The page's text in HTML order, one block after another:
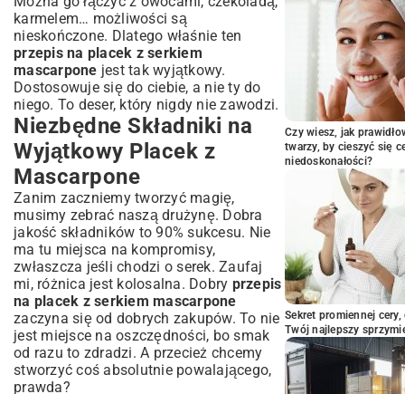
Zadawane Pytania o Placek Mascarpone
Jak Uniknąć Najczęstszych Błędów
Podczas Przygotowania?
Jak Prawidłowo Przechowywać i
Serwować Placek Mascarpone?
Czy Istnieją Zamienniki dla Sernika
Mascarpone w Przepisie?
Podsumowanie: Twój Idealny Placek
Mascarpone Gotowy do Degustacji!
karmelem… możliwości są
nieskończone. Dlatego właśnie ten
przepis na placek z serkiem
mascarpone jest tak wyjątkowy.
Dostosowuje się do ciebie, a nie ty do
niego. To deser, który nigdy nie zawodzi.
Niezbędne Składniki na
Wyjątkowy Placek z
Mascarpone
Zanim zaczniemy tworzyć magię,
musimy zebrać naszą drużynę. Dobra
jakość składników to 90% sukcesu. Nie
ma tu miejsca na kompromisy,
zwłaszcza jeśli chodzi o serek. Zaufaj
mi, różnica jest kolosalna. Dobry przepis
na placek z serkiem mascarpone
zaczyna się od dobrych zakupów. To nie
jest miejsce na oszczędności, bo smak
od razu to zdradzi. A przecież chcemy
stworzyć coś absolutnie powalającego,
prawda?
Czy wiesz, jak
twarzy, by cieszyć się
niedoskonałości?
Sekret promiennej
Twój najlepszy